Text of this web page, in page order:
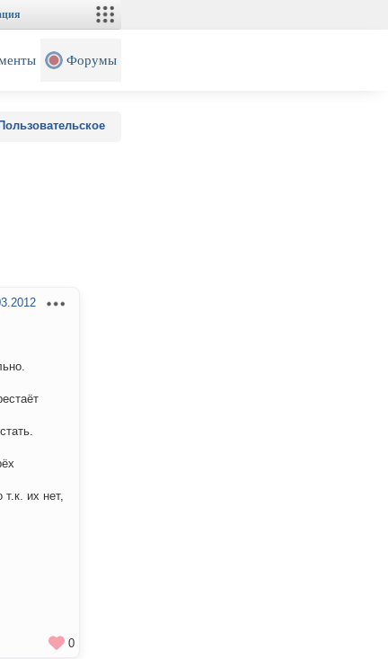
Форумы
Пользовательское
их нет,
0